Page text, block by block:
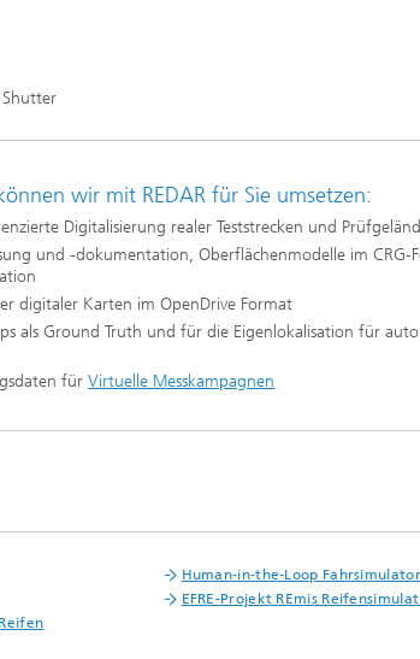
wir mit REDAR für Sie umsetzen:
Digitalisierung realer Teststrecken und
und -dokumentation, Oberflächenmodelle im CRG-
digitaler Karten im OpenDrive Format
als Ground Truth und für die Eigenlokalisation für
fürVirtuelle Messkampagnen
Human-in-the-Loop Fahrsimulator
EFRE-Projekt REmis